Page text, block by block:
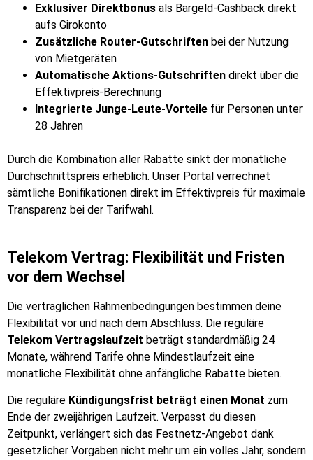
Exklusiver Direktbonus als Bargeld-Cashback direkt
aufs Girokonto
Zusätzliche Router-Gutschriften bei der Nutzung
von Mietgeräten
Automatische Aktions-Gutschriften direkt über die
Effektivpreis-Berechnung
Integrierte Junge-Leute-Vorteile für Personen unter
28 Jahren
Durch die Kombination aller Rabatte sinkt der monatliche
Durchschnittspreis erheblich. Unser Portal verrechnet
sämtliche Bonifikationen direkt im Effektivpreis für maximale
Transparenz bei der Tarifwahl.
Telekom Vertrag: Flexibilität und Fristen
vor dem Wechsel
Die vertraglichen Rahmenbedingungen bestimmen deine
Flexibilität vor und nach dem Abschluss. Die reguläre
Telekom Vertragslaufzeit beträgt standardmäßig 24
Monate, während Tarife ohne Mindestlaufzeit eine
monatliche Flexibilität ohne anfängliche Rabatte bieten.
Die reguläre Kündigungsfrist beträgt einen Monat zum
Ende der zweijährigen Laufzeit. Verpasst du diesen
Zeitpunkt, verlängert sich das Festnetz-Angebot dank
gesetzlicher Vorgaben nicht mehr um ein volles Jahr, sondern